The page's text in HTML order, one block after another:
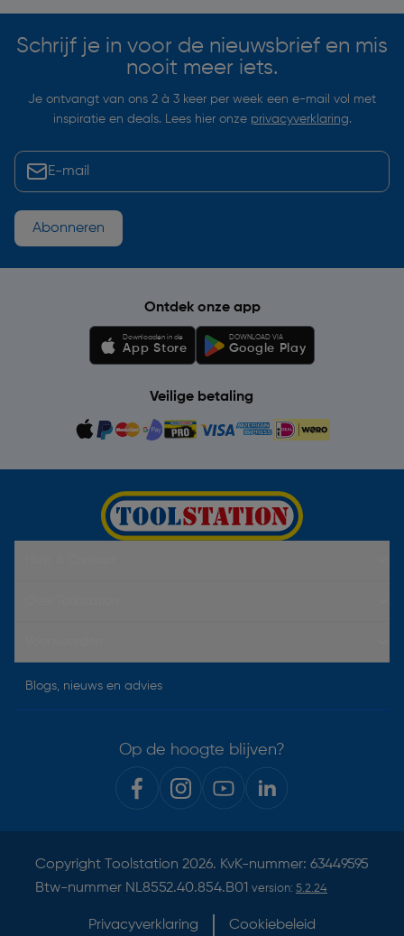
Schrijf je in voor de nieuwsbrief en mis
nooit meer iets.
Je ontvangt van ons 2 à 3 keer per week een e-mail vol met
inspiratie en deals. Lees hier onze privacyverklaring.
Abonneren
Ontdek onze app
Downloaden in de
App Store
DOWNLOAD VIA
Google Play
Veilige betaling
Blogs, nieuws en advies
Op de hoogte blijven?
Copyright Toolstation 2026. KvK-nummer: 63449595
Btw-nummer NL8552.40.854.B01 version: 5.2.24
Privacyverklaring Cookiebeleid